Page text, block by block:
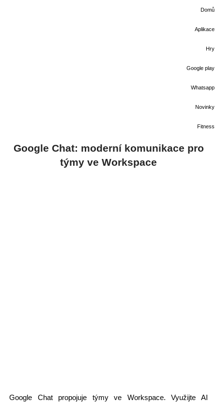
Domů
Aplikace
Hry
Google play
Whatsapp
Novinky
Fitness
Google Chat: moderní komunikace pro
týmy ve Workspace
Google Chat propojuje týmy ve Workspace. Využijte AI